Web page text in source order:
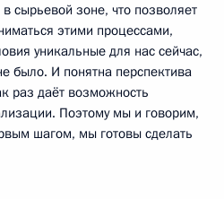
сырьевой зоне, что позволяет
этими процессами,
уникальные для нас сейчас,
было. И понятна перспектива
раз даёт возможность
Поэтому мы и говорим,
шагом, мы готовы сделать